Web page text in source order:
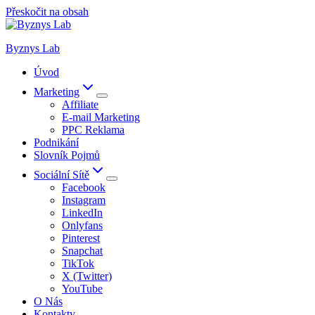
Přeskočit na obsah
Byznys Lab
Úvod
Marketing
Affiliate
E-mail Marketing
PPC Reklama
Podnikání
Slovník Pojmů
Sociální Sítě
Facebook
Instagram
LinkedIn
Onlyfans
Pinterest
Snapchat
TikTok
X (Twitter)
YouTube
O Nás